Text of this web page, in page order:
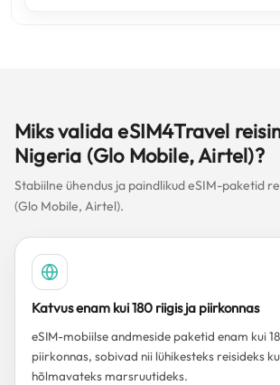
Miks valida eSIM4Travel
Nigeria (Glo Mobile, Airtel)?
Stabiilne ühendus ja paindlikud eSIM-paketid
(Glo Mobile, Airtel).
Katvus enam kui 180 riigis ja piirkonnas
eSIM-mobiilse andmeside paketid enam kui
piirkonnas, sobivad nii lühikesteks reisideks
hõlmavateks marsruutideks.